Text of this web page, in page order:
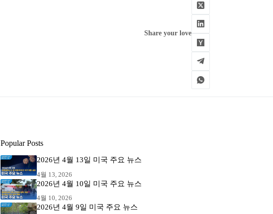
Share your love
Popular Posts
2026년 4월 13일 미국 주요 뉴스
4월 13, 2026
2026년 4월 10일 미국 주요 뉴스
4월 10, 2026
2026년 4월 9일 미국 주요 뉴스